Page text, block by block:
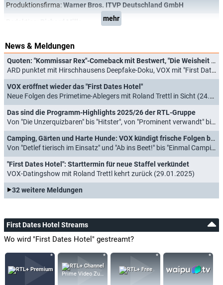
Produktionsfirma:Warner Bros. ITVP Deutschland GmbH
mehr
News & Meldungen
Quoten: "Kommissar Rex"-Comeback mit Bestwert, "Die Weisheit der Vielen" bricht ein
ARD punktet mit Hirschhausens Deepfake-Doku, VOX mit "First Dates Hotel" (05.05.2026)
VOX eröffnet wieder das "First Dates Hotel"
Neue Folgen des Primetime-Ablegers mit Roland Trettl in Sicht (24.03.2026)
Das sind die Programm-Highlights 2025/26 der RTL-Gruppe
Von "Die Unzerquizbaren" bis "Hitster", von "Prominent verwandt" bis "Neue Geschichten vom Pumuckl" (31.10.2025)
Camping, Gärten und Harte Hunde: VOX kündigt frische Folgen beliebter Doku-Soaps an
Von "Detlef tierisch im Einsatz" und "Ab ins Beet!" bis "Einmal Camping, immer Camping" und "Harte Hunde" (29.01.2025)
"First Dates Hotel": Starttermin für neue Staffel verkündet
VOX-Datingshow mit Roland Trettl kehrt zurück (29.01.2025)
32 weitere Meldungen
First Dates Hotel Streams
Wo wird "First Dates Hotel" gestreamt?
Prime Video Zusatz-Kanäle